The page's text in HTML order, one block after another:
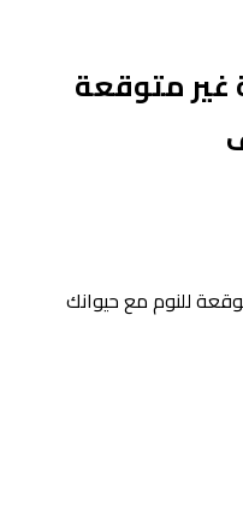
متوقعة